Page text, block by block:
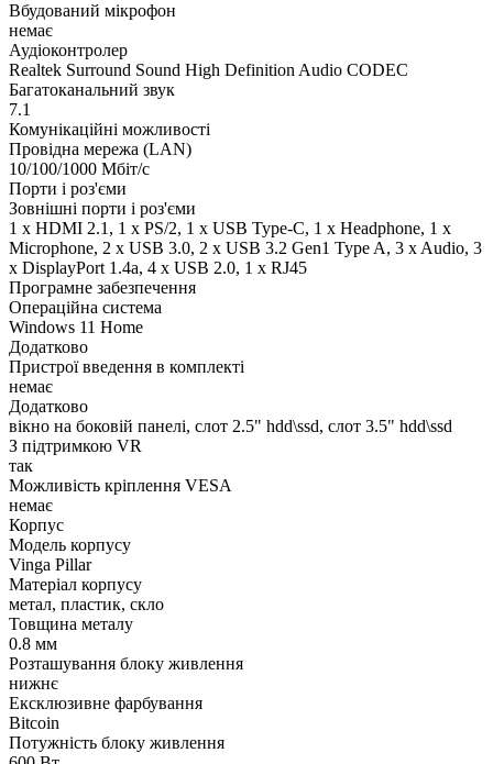
Вбудований мікрофон
немає
Аудіоконтролер
Realtek Surround Sound High Definition Audio CODEC
Багатоканальний звук
7.1
Комунікаційні можливості
Провідна мережа (LAN)
10/100/1000 Мбіт/с
Порти і роз'єми
Зовнішні порти і роз'єми
1 x HDMI 2.1, 1 x PS/2, 1 x USB Type-C, 1 x Нeadphone, 1 х
Microphone, 2 x USB 3.0, 2 x USB 3.2 Gen1 Type A, 3 x Audio, 3
x DisplayPort 1.4a, 4 x USB 2.0, 1 x RJ45
Програмне забезпечення
Операційна система
Windows 11 Home
Додатково
Пристрої введення в комплекті
немає
Додатково
вікно на боковій панелі, слот 2.5" hdd\ssd, слот 3.5" hdd\ssd
З підтримкою VR
так
Можливість кріплення VESA
немає
Корпус
Модель корпусу
Vinga Pillar
Матеріал корпусу
метал, пластик, скло
Товщина металу
0.8 мм
Розташування блоку живлення
нижнє
Ексклюзивне фарбування
Bitcoin
Потужність блоку живлення